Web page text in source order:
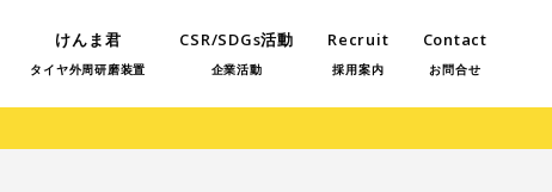
けんま君
タイヤ外周研磨装置
CSR/SDGs活動
企業活動
Recruit
採用案内
Contact
お問合せ